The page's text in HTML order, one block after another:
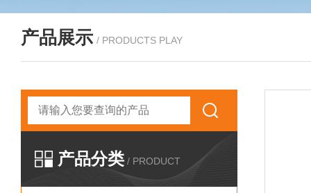
产品展示 / PRODUCTS PLAY
产品分类 / PRODUCT